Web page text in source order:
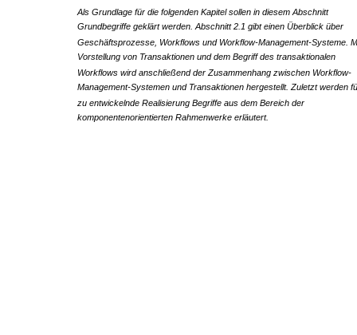
Als Grundlage für die folgenden Kapitel sollen in diesem Abschnitt
Grundbegriffe geklärt werden. Abschnitt 2.1 gibt einen Überblick über
Geschäftsprozesse, Workflows und Workflow-Management-Systeme.
Vorstellung von Transaktionen und dem Begriff des transaktionalen
Workflows wird anschließend der Zusammenhang zwischen Workflow-
Management-Systemen und Transaktionen hergestellt. Zuletzt werden
zu entwickelnde Realisierung Begriffe aus dem Bereich der
komponentenorientierten Rahmenwerke erläutert.